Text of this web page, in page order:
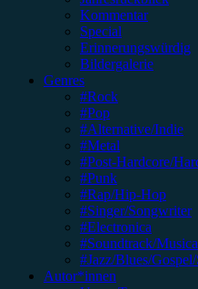
Kommentar
Special
Erinnerungswürdig
Bildergalerie
Genres
#Rock
#Pop
#Alternative/Indie
#Metal
#Post-Hardcore/
#Punk
#Rap/Hip-Hop
#Singer/Songwriter
#Electronica
#Soundtrack/
#Jazz/Blues/
Autor*innen